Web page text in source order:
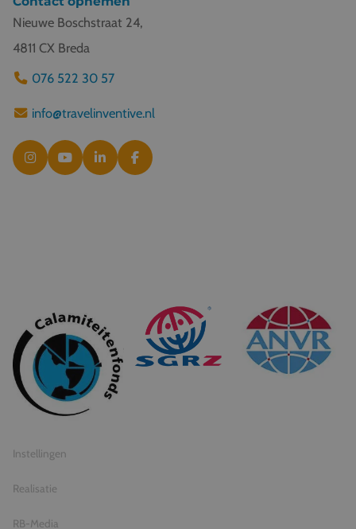
Nieuwe Boschstraat 24,
4811 CX Breda
076 522 30 57
info@travelinventive.nl
© 2026 Travel Inventive
Algemene voorwaarden
Privacy statement
Instellingen
Realisatie
RB-Media